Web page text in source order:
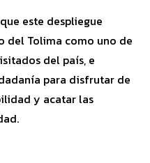
este despliegue
del Tolima como uno de
del país, e
para disfrutar de
y acatar las